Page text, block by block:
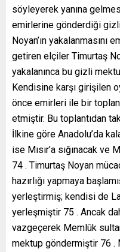
söyleyerek yanına
emirlerine gönderdiği
Noyan’ın yakalanmasını
getiren elçiler Timurtaş
yakalanınca bu gizli
Kendisine karşı girişilen
önce emirleri ile bir
etmiştir. Bu toplantıdan
İlkine göre Anadolu’da
ise Mısır’a sığınacak
74 . Timurtaş Noyan
hazırlığı yapmaya
yerleştirmiş; kendisi de
yerleşmiştir 75 . Ancak
vazgeçerek Memlûk
mektup göndermiştir 76 .